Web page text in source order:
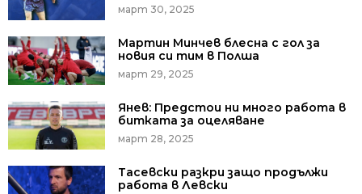
март 30, 2025
Мартин Минчев блесна с гол за
новия си тим в Полша
март 29, 2025
Янев: Предстои ни много работа в
битката за оцеляване
март 28, 2025
Тасевски разкри защо продължи
работа в Левски